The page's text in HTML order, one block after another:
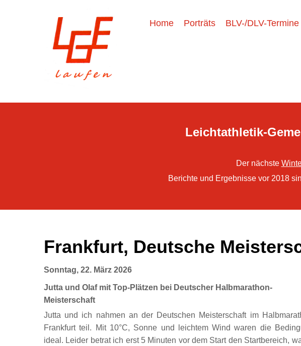
Home Porträts BLV-/DLV-Termine
Leichtathletik-
Der nächste
Berichte und Ergebnisse vor 2018
Frankfurt, Deutsche
Sonntag, 22. März 2026
Jutta und Olaf mit Top-Plätzen bei Deutscher Halbmarathon-
Meisterschaft
Jutta und ich nahmen an der Deutschen Meisterschaft im
Frankfurt teil. Mit 10°C, Sonne und leichtem Wind waren die
ideal. Leider betrat ich erst 5 Minuten vor dem Start den Startbereich,